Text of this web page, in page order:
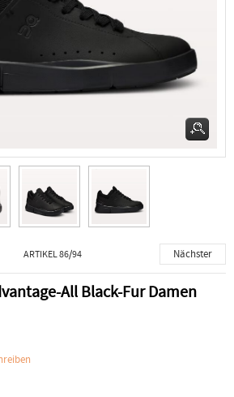
ARTIKEL 86/94 Nächster
All Black-Fur Damen